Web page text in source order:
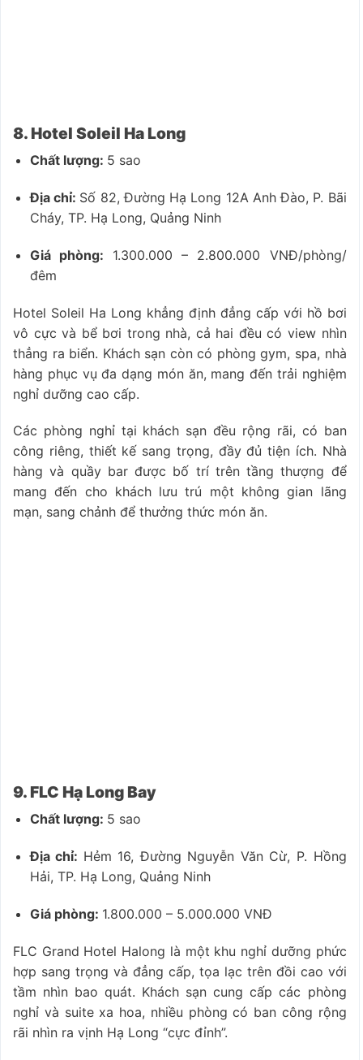
8. Hotel Soleil Ha Long
Chất lượng: 5 sao
Địa chỉ: Số 82, Đường Hạ Long 12A Anh Đào, P. Bãi
Cháy, TP. Hạ Long, Quảng Ninh
Giá phòng: 1.300.000 – 2.800.000 VNĐ/phòng/
đêm
Hotel Soleil Ha Long khẳng định đẳng cấp với hồ bơi
vô cực và bể bơi trong nhà, cả hai đều có view nhìn
thẳng ra biển. Khách sạn còn có phòng gym, spa, nhà
hàng phục vụ đa dạng món ăn, mang đến trải nghiệm
nghỉ dưỡng cao cấp.
Các phòng nghỉ tại khách sạn đều rộng rãi, có ban
công riêng, thiết kế sang trọng, đầy đủ tiện ích. Nhà
hàng và quầy bar được bố trí trên tầng thượng để
mang đến cho khách lưu trú một không gian lãng
mạn, sang chảnh để thưởng thức món ăn.
9. FLC Hạ Long Bay
Chất lượng: 5 sao
Địa chỉ: Hẻm 16, Đường Nguyễn Văn Cừ, P. Hồng
Hải, TP. Hạ Long, Quảng Ninh
Giá phòng: 1.800.000 – 5.000.000 VNĐ
FLC Grand Hotel Halong là một khu nghỉ dưỡng phức
hợp sang trọng và đẳng cấp, tọa lạc trên đồi cao với
tầm nhìn bao quát. Khách sạn cung cấp các phòng
nghỉ và suite xa hoa, nhiều phòng có ban công rộng
rãi nhìn ra vịnh Hạ Long “cực đỉnh”.